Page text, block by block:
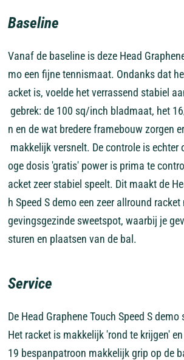
Baseline
Vanaf de baseline is deze Head
mo een fijne tennismaat. Ondanks dat
acket is, voelde het verrassend stabiel
gebrek: de 100 sq/inch bladmaat, het
n en de wat bredere framebouw zorgen
makkelijk versnelt. De controle is echter
oge dosis 'gratis' power is prima te
acket zeer stabiel speelt. Dit maakt de
h Speed S demo een zeer allround racket
gevingsgezinde sweetspot, waarbij je
sturen en plaatsen van de bal.
Service
De Head Graphene Touch Speed S demo
Het racket is makkelijk 'rond te krijgen' en
19 bespanpatroon makkelijk grip op de